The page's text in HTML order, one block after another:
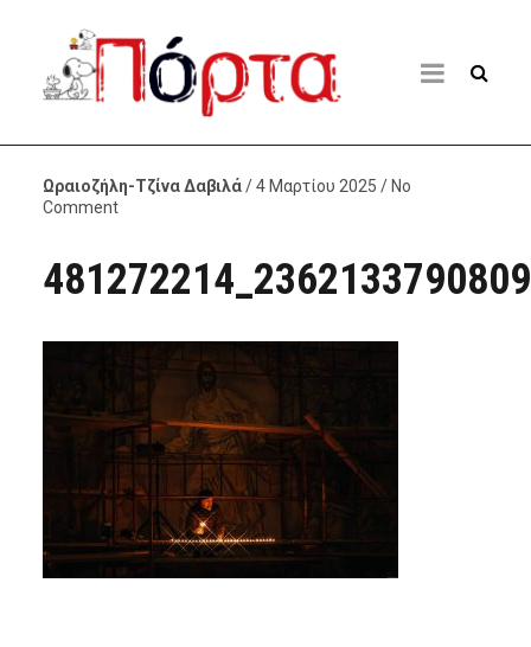
Ωραιοζήλη-Τζίνα Δαβιλά/ 4 Μαρτίου 2025 / No
Comment